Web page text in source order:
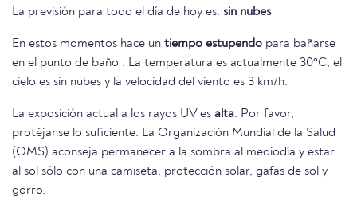
La previsión para todo el día de hoy es: sin nubes
En estos momentos hace un tiempo estupendo para bañarse
en el punto de baño . La temperatura es actualmente 30°C, el
cielo es sin nubes y la velocidad del viento es 3 km/h.
La exposición actual a los rayos UV es alta. Por favor,
protéjanse lo suficiente. La Organización Mundial de la Salud
(OMS) aconseja permanecer a la sombra al mediodía y estar
al sol sólo con una camiseta, protección solar, gafas de sol y
gorro.